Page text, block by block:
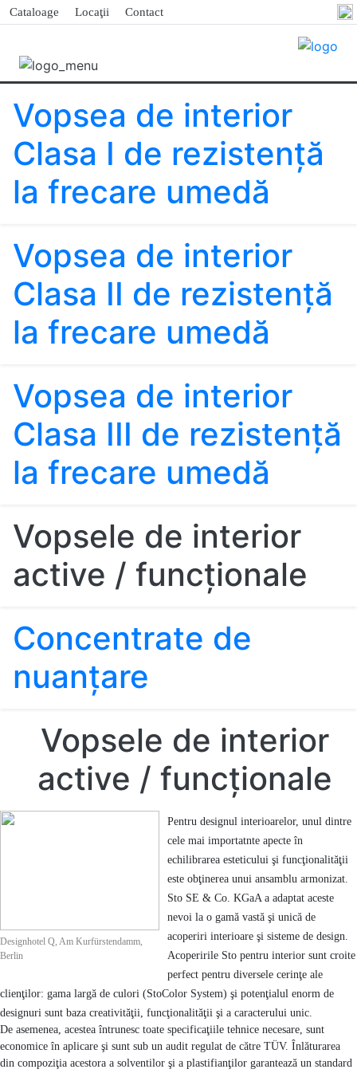
Cataloage Locaţii Contact
Vopsea de interior
Clasa I de rezistenţă
la frecare umedă
Vopsea de interior
Clasa II de rezistenţă
la frecare umedă
Vopsea de interior
Clasa III de rezistenţă
la frecare umedă
Vopsele de interior
active / funcţionale
Concentrate de
nuanțare
Vopsele de interior
active / funcţionale
Designhotel Q, Am Kurfürstendamm,
Berlin
Pentru designul interioarelor, unul dintre
cele mai importatnte apecte în
echilibrarea esteticului şi funcţionalităţii
este obţinerea unui ansamblu armonizat.
Sto SE & Co. KGaA a adaptat aceste
nevoi la o gamă vastă şi unică de
acoperiri interioare şi sisteme de design.
Acoperirile Sto pentru interior sunt croite
perfect pentru diversele cerinţe ale
clienţilor: gama largă de culori (StoColor System) şi potenţialul enorm de
designuri sunt baza creativităţii, funcţionalităţii şi a caracterului unic.
De asemenea, acestea întrunesc toate specificaţiile tehnice necesare, sunt
economice în aplicare şi sunt sub un audit regulat de către TÜV. Înlăturarea
din compoziţia acestora a solventilor şi a plastifianţilor garantează un standard